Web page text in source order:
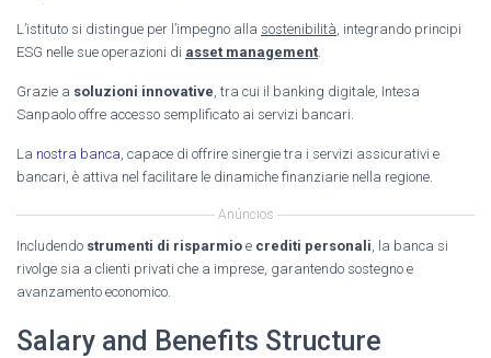
L’istituto si distingue per l’impegno alla sostenibilità , integrando principi
ESG nelle sue operazioni di asset management
Grazie a soluzioni innovative , tra cui il banking digitale, Intesa
Sanpaolo offre accesso semplificato ai servizi bancari.
La nostra banca , capace di offrire sinergie tra i servizi assicurativi e
bancari, è attiva nel facilitare le dinamiche finanziarie nella regione.
Anúncios
Includendo strumenti di risparmio e crediti personali , la banca si
rivolge sia a clienti privati che a imprese, garantendo sostegno e
avanzamento economico.
Salary and Benefits Structure